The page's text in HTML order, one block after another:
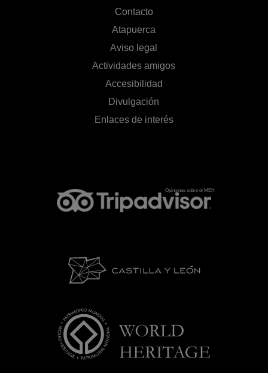
Contacto
Atapuerca
Aviso legal
Actividades amigos
Accesibilidad
Divulgación
Enlaces de interés
Opiniones sobre el MEH